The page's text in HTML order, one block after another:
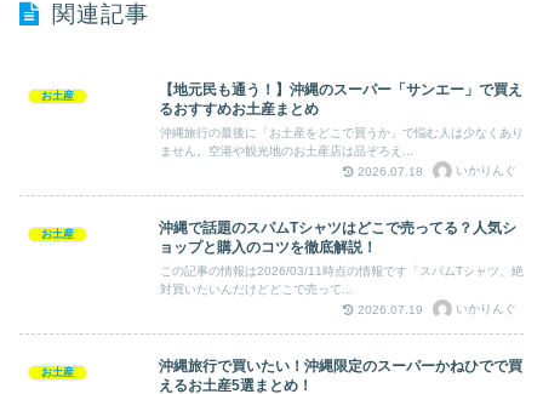
関連記事
お土産
【地元民も通う！】沖縄のスーパー「サンエー」で買え
るおすすめお土産まとめ
沖縄旅行の最後に「お土産をどこで買うか」で悩む人は少なくあり
ません。空港や観光地のお土産店は品ぞろえ...
2026.07.18
いかりんぐ
お土産
沖縄で話題のスパムTシャツはどこで売ってる？人気シ
ョップと購入のコツを徹底解説！
この記事の情報は2026/03/11時点の情報です「スパムTシャツ、絶
対買いたいんだけどどこで売って...
2026.07.19
いかりんぐ
お土産
沖縄旅行で買いたい！沖縄限定のスーパーかねひでで買
えるお土産5選まとめ！